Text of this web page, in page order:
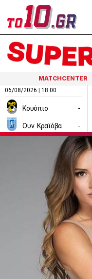
MATCHCENTER
06/08/2026 | 18:00
Κουόπιο -
Ουν. Κραϊόβα -